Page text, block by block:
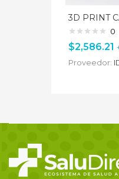
3D PRINT
0
$2,586.21
Proveedor: